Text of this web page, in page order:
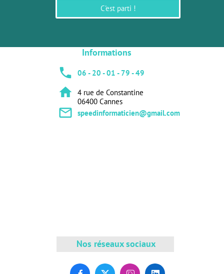
Nos réseaux sociaux
local_phone 06 - 20 - 01 - 79 - 49
home
4 rue de Constantine
06400 Cannes
speedinformaticien@gmail.com
Informations
mail_outline
C'est parti !